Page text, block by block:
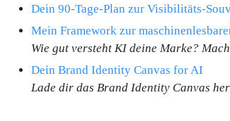
Dein 90-Tage-Plan zur Visibilitäts-
Mein Framework zur
Wie gut versteht KI deine Marke?
Dein Brand Identity Canvas for AI
Lade dir das Brand Identity Canvas